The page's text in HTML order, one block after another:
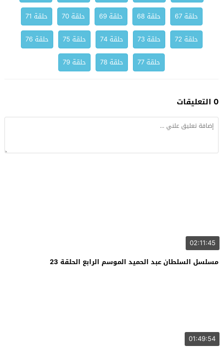
حلقة 67
حلقة 68 حلقة 69 حلقة 70
حلقة 71
حلقة 72
حلقة 73 حلقة 74 حلقة 75
حلقة 76
حلقة 77
حلقة 78 حلقة 79
0 التعليقات
02:11:45
مسلسل السلطان عبد الحميد الموسم الرابع الحلقة 23
01:49:54